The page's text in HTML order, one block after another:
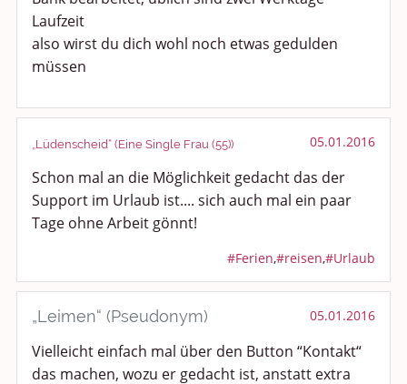
Shopping und Bekleidung
Urlaub und Reisen
Kochen, Backen und Genießen
Anregungen und Support
Spiel, Spaß und Sinnlosigkeit
Archiv
Laufzeit
also wirst du dich wohl noch etwas gedulden
müssen
„Lüdenscheid“ (Eine Single Frau (55)) 05.01.2016
Schon mal an die Möglichkeit gedacht das der
Support im Urlaub ist.... sich auch mal ein paar
Tage ohne Arbeit gönnt!
#Ferien,#reisen,#Urlaub
„Leimen“ (Pseudonym) 05.01.2016
Vielleicht einfach mal über den Button “Kontakt“
das machen, wozu er gedacht ist, anstatt extra